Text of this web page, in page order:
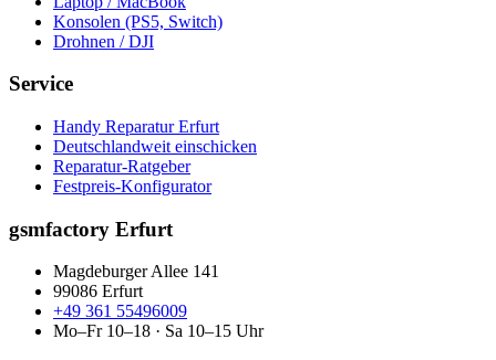
Konsolen (PS5, Switch)
Drohnen / DJI
Service
Handy Reparatur Erfurt
Deutschlandweit einschicken
Reparatur-Ratgeber
Festpreis-Konfigurator
gsmfactory Erfurt
Magdeburger Allee 141
99086 Erfurt
+49 361 55496009
Mo–Fr 10–18 · Sa 10–15 Uhr